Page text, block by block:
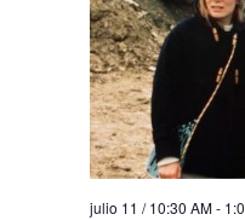
julio 11 / 10:30 AM-